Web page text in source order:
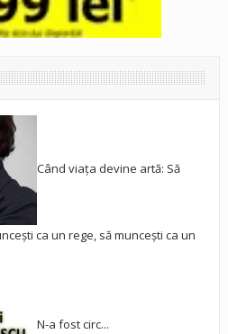
Când viața devine artă: Să
ca un rege, să muncești ca un
N-a fost circ...